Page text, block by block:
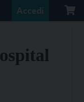
Accedi